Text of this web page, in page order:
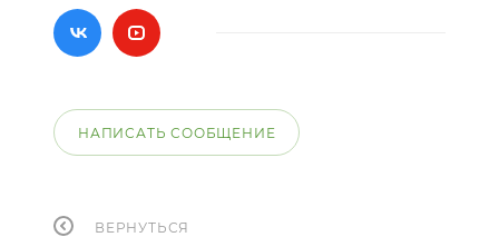
НАПИСАТЬ СООБЩЕНИЕ
ВЕРНУТЬСЯ